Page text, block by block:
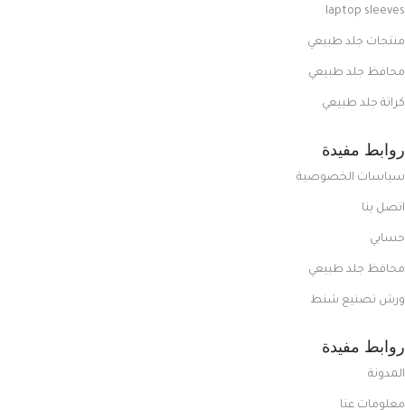
laptop sleeves
منتجات جلد طبيعي
محافظ جلد طبيعي
كراتة جلد طبيعي
روابط مفيدة
سياسات الخصوصية
اتصل بنا
حسابي
محافظ جلد طبيعي
ورش تصنيع شنط
روابط مفيدة
المدونة
معلومات عنا